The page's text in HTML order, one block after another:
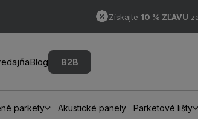
Získajte 10 % ZĽAVU
Blog B2B
parkety Akustické panely Parketové lišty